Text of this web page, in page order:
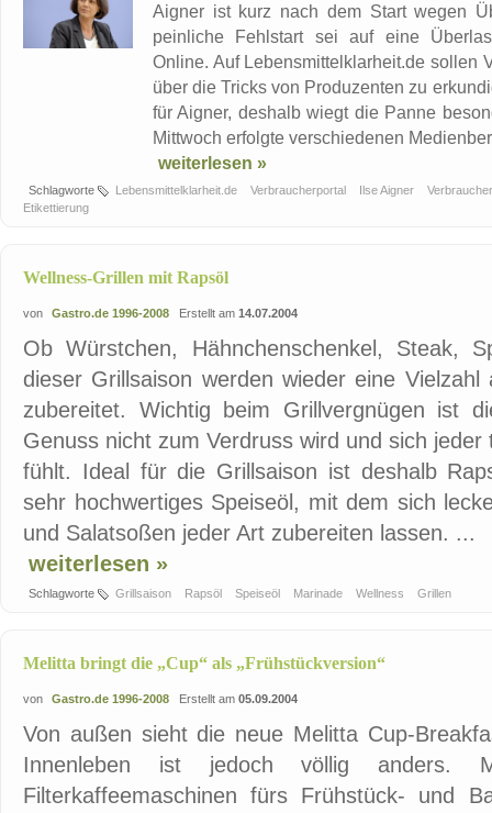
Aigner ist kurz nach dem Start wegen
peinliche Fehlstart sei auf eine
Online. Auf Lebensmittelklarheit.de sollen
über die Tricks von Produzenten zu
für Aigner, deshalb wiegt die Panne
Mittwoch erfolgte verschiedenen
weiterlesen »
Schlagworte Lebensmittelklarheit.de Verbraucherportal Ilse Aigner
Etikettierung
Wellness-Grillen mit Rapsöl
von Gastro.de 1996-2008 Erstellt am 14.07.2004
Ob Würstchen, Hähnchenschenkel, Steak,
dieser Grillsaison werden wieder eine
zubereitet. Wichtig beim Grillvergnügen ist
Genuss nicht zum Verdruss wird und sich
fühlt. Ideal für die Grillsaison ist deshalb
sehr hochwertiges Speiseöl, mit dem sich
und Salatsoßen jeder Art zubereiten lassen. ...
weiterlesen »
Schlagworte Grillsaison Rapsöl Speiseöl Marinade Wellness Grillen
Melitta bringt die „Cup“ als „Frühstückversion“
von Gastro.de 1996-2008 Erstellt am 05.09.2004
Von außen sieht die neue Melitta Cup-
Innenleben ist jedoch völlig anders.
Filterkaffeemaschinen fürs Frühstück- und